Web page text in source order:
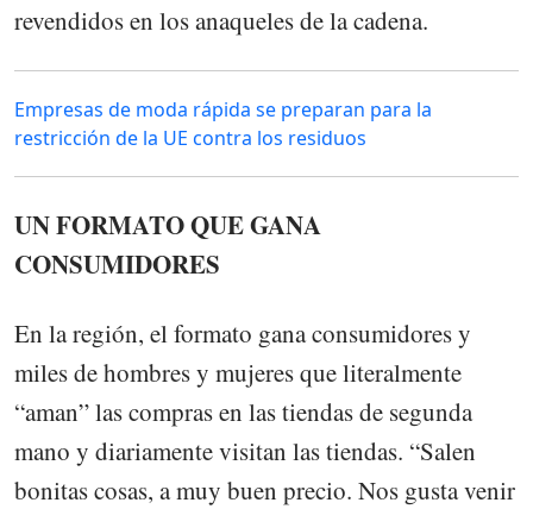
revendidos en los anaqueles de la cadena.
Empresas de moda rápida se preparan para la
restricción de la UE contra los residuos
UN FORMATO QUE GANA
CONSUMIDORES
En la región, el formato gana consumidores y
miles de hombres y mujeres que literalmente
“aman” las compras en las tiendas de segunda
mano y diariamente visitan las tiendas. “Salen
bonitas cosas, a muy buen precio. Nos gusta venir